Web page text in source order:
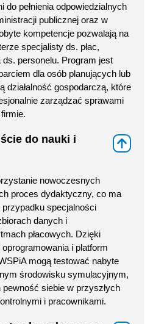
pełnienia odpowiedzialnych
publicznej oraz w
kompetencje pozwalają na
specjalisty ds. płac,
personelu. Program jest
dla osób planujących lub
działalność gospodarczą, które
zarządzać sprawami
do nauki i
nowoczesnych
proces dydaktyczny, co ma
specjalności
danych i
płacowych. Dzięki
i platform
mogą testować nabyte
środowisku symulacyjnym,
siebie w przyszłych
i pracownikami.